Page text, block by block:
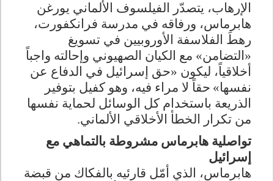
الإرهاب، يتصدّر الفيلسوف الألماني يورغن
هابرماس، ورفاقه في مدرسة فرانكفورت،
رهطَ الفلاسفة الأوروبيين في تسويغ
«التضامن» مع الكيان الصهيوني وإحالته واجباً
أخلاقياً، ليكون «حق إسرائيل في الدفاع عن
نفسها» حقاً لا مراء فيه، وهو كفيل بتوفير
الذريعة باستخدام كل الوسائل لحماية نفسها
من تكرار الخطأ الأخلاقي الألماني.
تواصلية هابرماس مشروطة بالتماهي مع
إسرائيل
هابرماس، الذي أمّل قارئيه بالفكاك من قبضة